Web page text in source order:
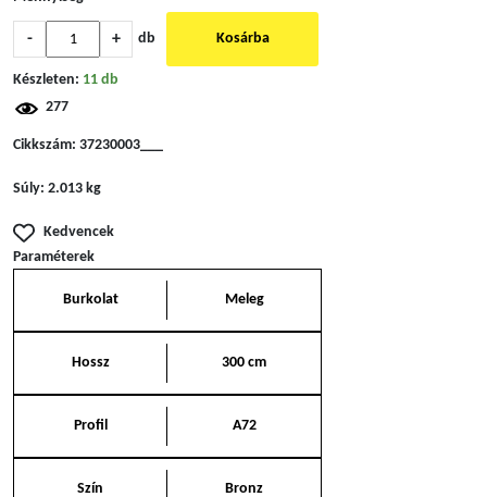
- + db Kosárba
Készleten: 11 db
277
Cikkszám: 37230003___
Súly: 2.013 kg
Kedvencek
Paraméterek
Burkolat Meleg
Hossz 300 cm
Profil A72
Szín Bronz